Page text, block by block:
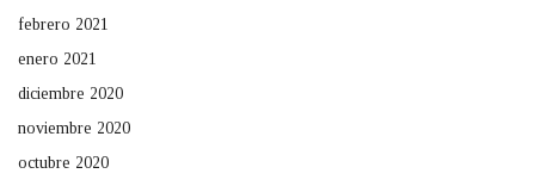
febrero 2021
enero 2021
diciembre 2020
noviembre 2020
octubre 2020